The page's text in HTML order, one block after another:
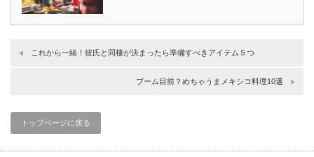
これから一緒！彼氏と同棲が決まったら準備すべきアイテム５つ
ブーム目前？めちゃうまメキシコ料理10選
トップページに戻る